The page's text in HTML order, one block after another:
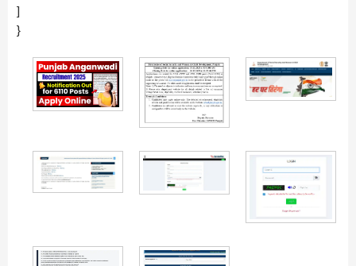
]
}